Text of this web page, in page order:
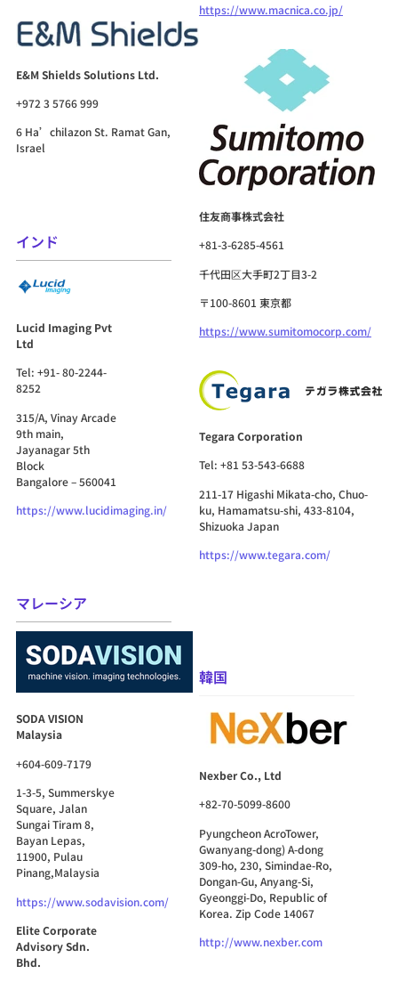
E&M Shields Solutions Ltd.
+972 3 5766 999
6 Ha’chilazon St. Ramat Gan,
Israel
インド
Lucid Imaging Pvt
Ltd
Tel: +91- 80-2244-
8252
315/A, Vinay Arcade
9th main,
Jayanagar 5th
Block
Bangalore – 560041
https://www.lucidimaging.in/
マレーシア
SODA VISION
Malaysia
+604-609-7179
1-3-5, Summerskye
Square, Jalan
Sungai Tiram 8,
Bayan Lepas,
11900, Pulau
Pinang,Malaysia
https://www.sodavision.com/
Elite Corporate
Advisory Sdn.
Bhd.
https://www.macnica.co.jp/
住友商事株式会社
+81-3-6285-4561
千代田区大手町2丁目3-2
〒100-8601 東京都
https://www.sumitomocorp.com/
Tegara Corporation
Tel: +81 53-543-6688
211-17 Higashi Mikata-cho, Chuo-
ku, Hamamatsu-shi, 433-8104,
Shizuoka Japan
https://www.tegara.com/
韓国
Nexber Co., Ltd
+82-70-5099-8600
Pyungcheon AcroTower,
Gwanyang-dong) A-dong
309-ho, 230, Simindae-Ro,
Dongan-Gu, Anyang-Si,
Gyeonggi-Do, Republic of
Korea. Zip Code 14067
http://www.nexber.com